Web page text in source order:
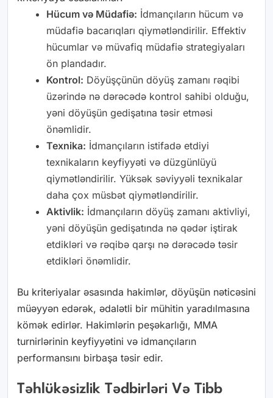
Hücum və Müdafiə: İdmançıların hücum və
müdafiə bacarıqları qiymətləndirilir. Effektiv
hücumlar və müvafiq müdafiə strategiyaları
ön plandadır.
Kontrol: Döyüşçünün döyüş zamanı rəqibi
üzərində nə dərəcədə kontrol sahibi olduğu,
yəni döyüşün gedişatına təsir etməsi
önəmlidir.
Texnika: İdmançıların istifadə etdiyi
texnikaların keyfiyyəti və düzgünlüyü
qiymətləndirilir. Yüksək səviyyəli texnikalar
daha çox müsbət qiymətləndirilir.
Aktivlik: İdmançıların döyüş zamanı aktivliyi,
yəni döyüşün gedişatında nə qədər iştirak
etdikləri və rəqibə qarşı nə dərəcədə təsir
etdikləri önəmlidir.
Bu kriteriyalar əsasında hakimlər, döyüşün nəticəsini
müəyyən edərək, ədalətli bir mühitin yaradılmasına
kömək edirlər. Hakimlərin peşəkarlığı, MMA
turnirlərinin keyfiyyətini və idmançıların
performansını birbaşa təsir edir.
Təhlükəsizlik Tədbirləri Və Tibb